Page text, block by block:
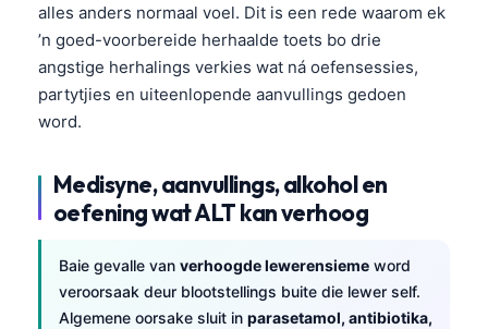
alles anders normaal voel. Dit is een rede waarom ek
’n goed-voorbereide herhaalde toets bo drie
angstige herhalings verkies wat ná oefensessies,
partytjies en uiteenlopende aanvullings gedoen
word.
Medisyne, aanvullings, alkohol en
oefening wat ALT kan verhoog
Baie gevalle van verhoogde lewerensieme word
veroorsaak deur blootstellings buite die lewer self.
Algemene oorsake sluit in parasetamol, antibiotika,